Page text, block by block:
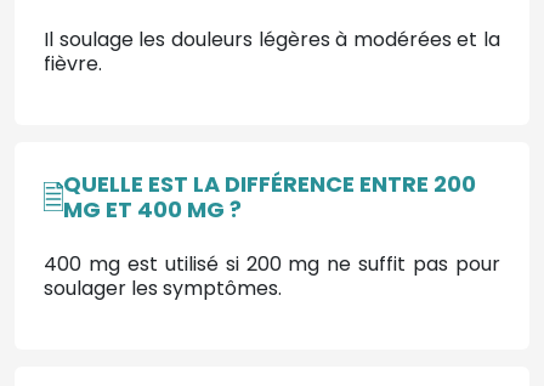
Il soulage les douleurs légères à modérées et la
fièvre.
QUELLE EST LA DIFFÉRENCE ENTRE 200
MG ET 400 MG ?
400 mg est utilisé si 200 mg ne suffit pas pour
soulager les symptômes.